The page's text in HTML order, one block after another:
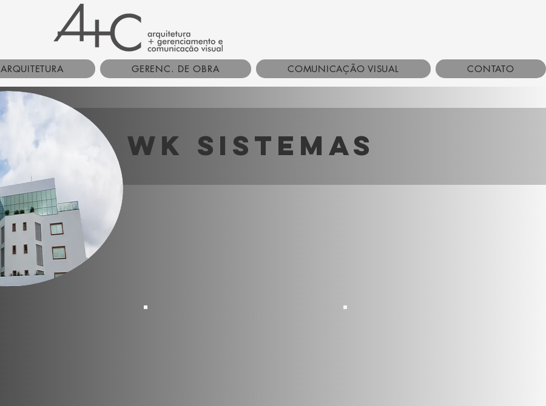
ARQUITETURA GERENC. DE OBRA COMUNICAÇÃO VISUAL CONTATO
wk sistemas